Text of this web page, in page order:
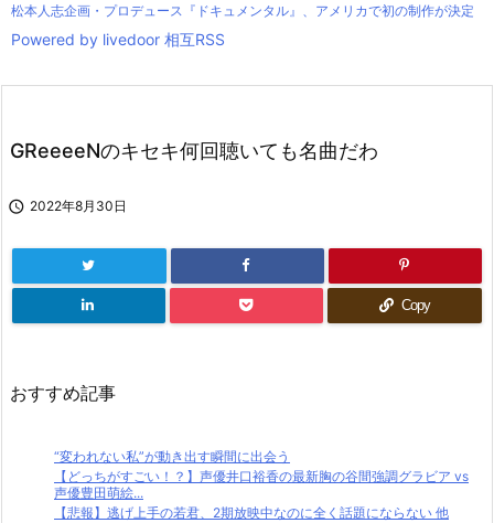
松本人志企画・プロデュース『ドキュメンタル』、アメリカで初の制作が決定
Powered by livedoor 相互RSS
GReeeeNのキセキ何回聴いても名曲だわ
 2022年8月30日
Copy
おすすめ記事
“変われない私”が動き出す瞬間に出会う
【どっちがすごい！？】声優井口裕香の最新胸の谷間強調グラビア vs
声優豊田萌絵...
【悲報】逃げ上手の若君、2期放映中なのに全く話題にならない 他